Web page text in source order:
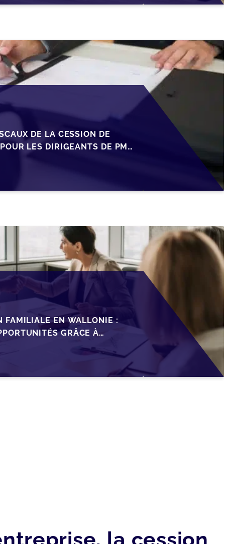
DE LA CESSION DE
LES DIRIGEANTS DE PME
FAMILIALE EN WALLONIE :
GRÂCE À